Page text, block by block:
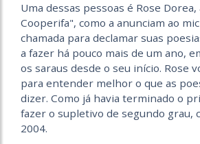
Uma dessas pessoas é Rose Dorea,
Cooperifa", como a anunciam ao
chamada para declamar suas
a fazer há pouco mais de um ano,
os saraus desde o seu início. Rose
para entender melhor o que as
dizer. Como já havia terminado o
fazer o supletivo de segundo grau,
2004.